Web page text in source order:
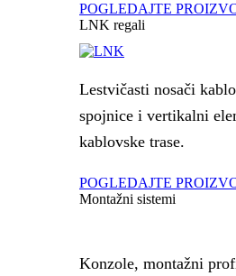
POGLEDAJTE
LNK regali
Lestvičasti nosači
spojnice i vertikalni
kablovske trase.
POGLEDAJTE
Montažni sistemi
Konzole, montažni